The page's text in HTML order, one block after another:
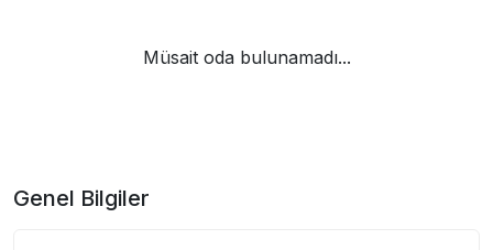
Müsait oda bulunamadı...
Genel Bilgiler